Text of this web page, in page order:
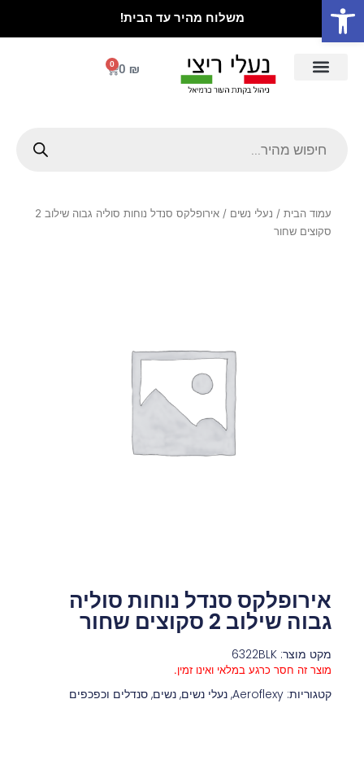
פתח סרגל נגישות
דילוג
לתוכן
משלוח מהיר עד הבית!
0 ₪
0
עגלת
קניות
עמוד הבית / נעלי נשים
/ אירופלקס סנדל נוחות סוליה גבוה שילוב 2
סקוצים שחור
אירופלקס סנדל נוחות סוליה
גבוה שילוב 2 סקוצים שחור
מקט מוצר: 6322BLK
מוצר זה חסר כרגע במלאי ואינו זמין.
קטגוריות: Aeroflexy
, נעלי נשים, נשים, סנדלים וכפכפים